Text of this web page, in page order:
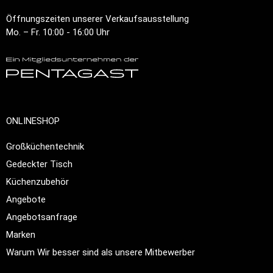
Öffnungszeiten unserer Verkaufsausstellung
Mo. – Fr. 10:00 - 16:00 Uhr
ONLINESHOP
Großküchentechnik
Gedeckter Tisch
Küchenzubehör
Angebote
Angebotsanfrage
Marken
Warum Wir besser sind als unsere Mitbewerber